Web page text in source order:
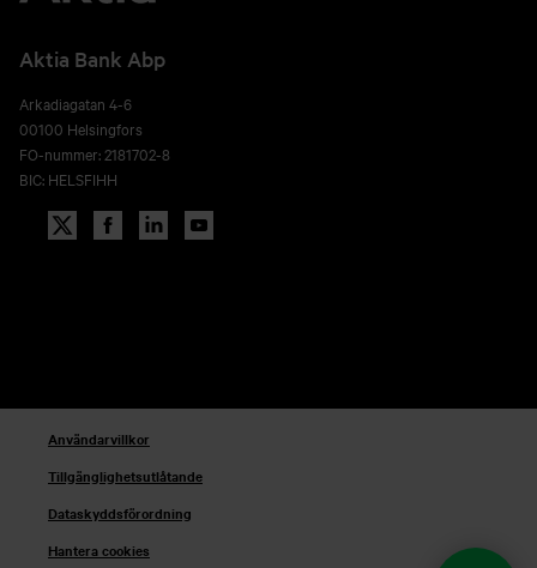
Aktia Bank Abp
Arkadiagatan 4-6
00100 Helsingfors
FO-nummer: 2181702-8
BIC: HELSFIHH
Användarvillkor
Tillgänglighetsutlåtande
Dataskyddsförordning
Hantera cookies